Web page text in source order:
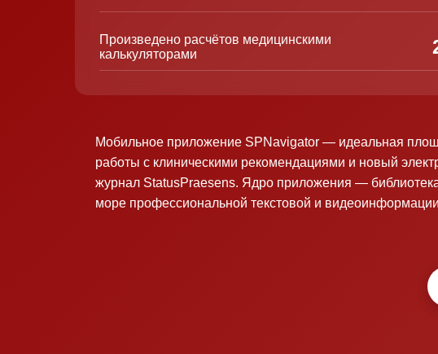
Произведено расчётов медицинскими
калькуляторами
Мобильное приложение SPNavigator — идеальная
работы с клиническими рекомендациями и новый
журнал StatusPraesens. Ядро приложения —
море профессиональной текстовой и